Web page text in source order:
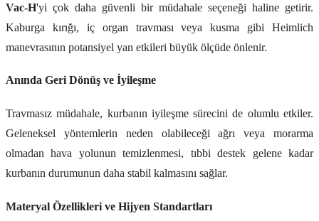
Vac-H'yi çok daha güvenli bir müdahale seçeneği haline getirir.
Kaburga kırığı, iç organ travması veya kusma gibi Heimlich
manevrasının potansiyel yan etkileri büyük ölçüde önlenir.
Anında Geri Dönüş ve İyileşme
Travmasız müdahale, kurbanın iyileşme sürecini de olumlu etkiler.
Geleneksel yöntemlerin neden olabileceği ağrı veya morarma
olmadan hava yolunun temizlenmesi, tıbbi destek gelene kadar
kurbanın durumunun daha stabil kalmasını sağlar.
Materyal Özellikleri ve Hijyen Standartları